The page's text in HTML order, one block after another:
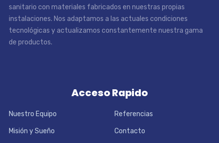
sanitario con materiales fabricados en nuestras propias
instalaciones. Nos adaptamos a las actuales condiciones
tecnológicas y actualizamos constantemente nuestra gama
de productos.
Acceso Rapido
Nuestro Equipo Referencias
Misión y Sueño Contacto